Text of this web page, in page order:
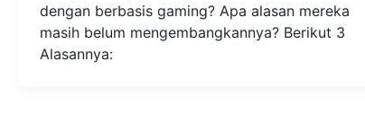
dengan berbasis gaming? Apa alasan mereka
masih belum mengembangkannya? Berikut 3
Alasannya: